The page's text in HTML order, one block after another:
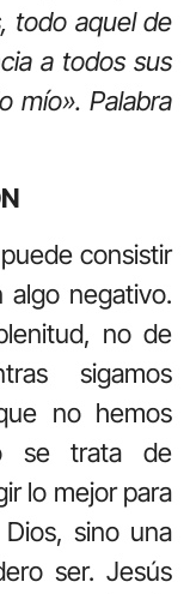
todo aquel de
a todos sus
mío». Palabra
consistir
negativo.
no de
sigamos
no hemos
se trata de
lo mejor para
sino una
ser. Jesús